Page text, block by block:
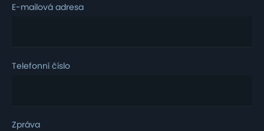
E-mailová adresa
Telefonní číslo
Zpráva